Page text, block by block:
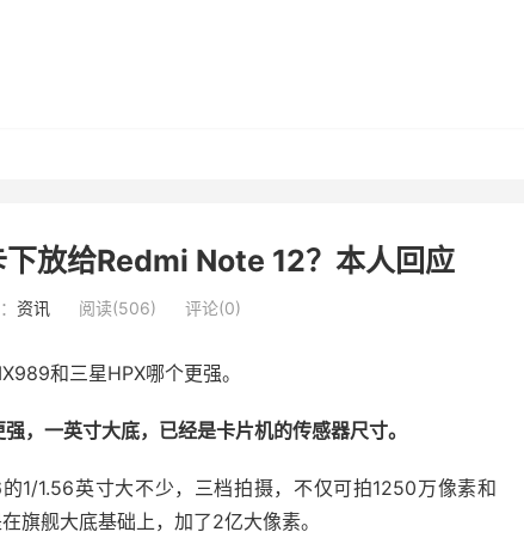
放给Redmi Note 12？本人回应
资讯 阅读(506) 评论(0)
和三星HPX哪个更强。
，一英寸大底，已经是卡片机的传感器尺寸。
1/1.56英寸大不少，三档拍摄，不仅可拍1250万像素和
旗舰大底基础上，加了2亿大像素。